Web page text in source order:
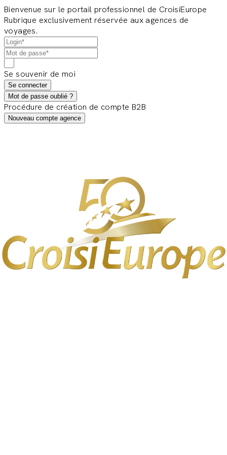
Bienvenue sur le portail professionnel de CroisiEurope
Rubrique exclusivement réservée aux agences de
voyages.
Se souvenir de moi
Se connecter
Mot de passe oublié ?
Procédure de création de compte B2B
Nouveau compte agence